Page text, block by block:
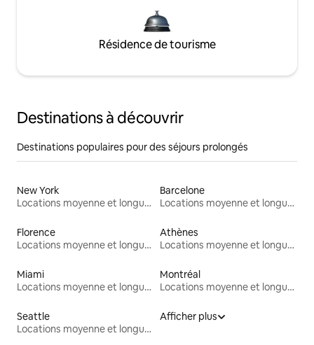
Résidence de tourisme
Destinations à découvrir
Destinations populaires pour des séjours prolongés
New York
Locations moyenne et longue durée
Barcelone
Locations moyenne et longue durée
Florence
Locations moyenne et longue durée
Athènes
Locations moyenne et longue durée
Miami
Locations moyenne et longue durée
Montréal
Locations moyenne et longue durée
Seattle
Locations moyenne et longue durée
Afficher plus